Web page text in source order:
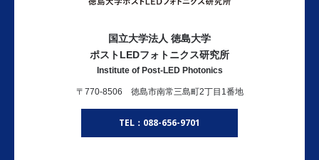
国立大学法人 徳島大学
ポストLEDフォトニクス研究所
Institute of Post-LED Photonics
〒770-8506 徳島市南常三島町2丁目1番地
TEL：088-656-9701